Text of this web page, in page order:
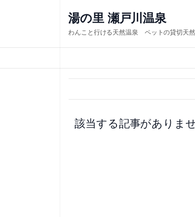
ス
キ
湯の里 瀬戸川温泉
わんこと行ける天然温泉 ペットの貸切天
該当する記事がありませ